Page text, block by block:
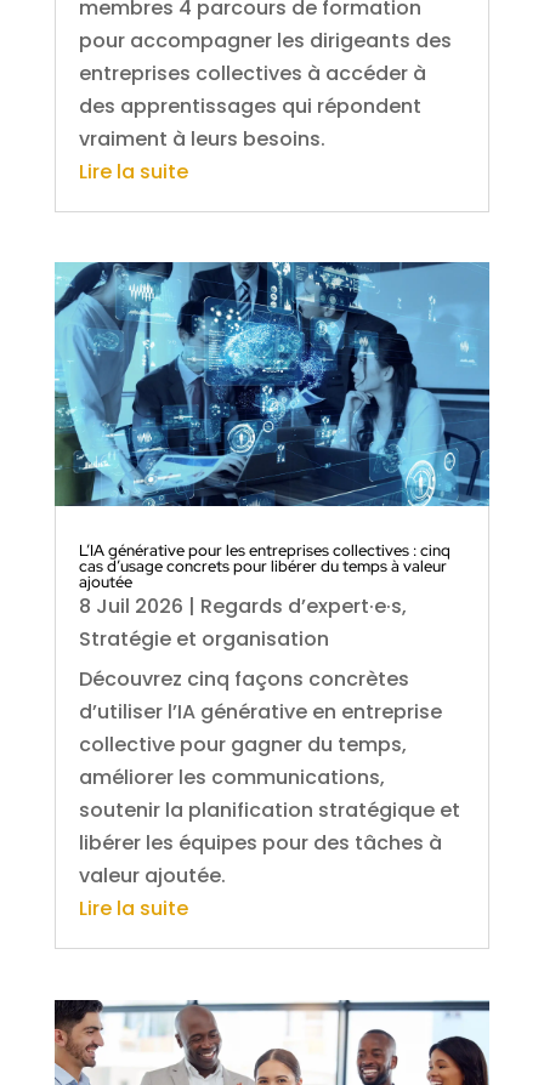
membres 4 parcours de formation
pour accompagner les dirigeants des
entreprises collectives à accéder à
des apprentissages qui répondent
vraiment à leurs besoins.
Lire la suite
L’IA générative pour les entreprises collectives : cinq
cas d’usage concrets pour libérer du temps à valeur
ajoutée
8 Juil 2026 | Regards d’expert·e·s,
Stratégie et organisation
Découvrez cinq façons concrètes
d’utiliser l’IA générative en entreprise
collective pour gagner du temps,
améliorer les communications,
soutenir la planification stratégique et
libérer les équipes pour des tâches à
valeur ajoutée.
Lire la suite